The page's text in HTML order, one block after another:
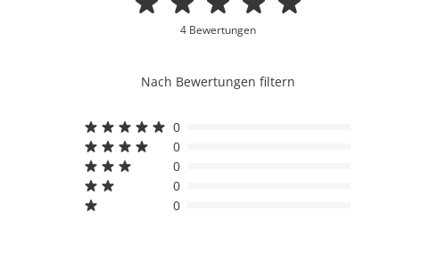
4 Bewertungen
Nach Bewertungen filtern
0
0
0
0
0